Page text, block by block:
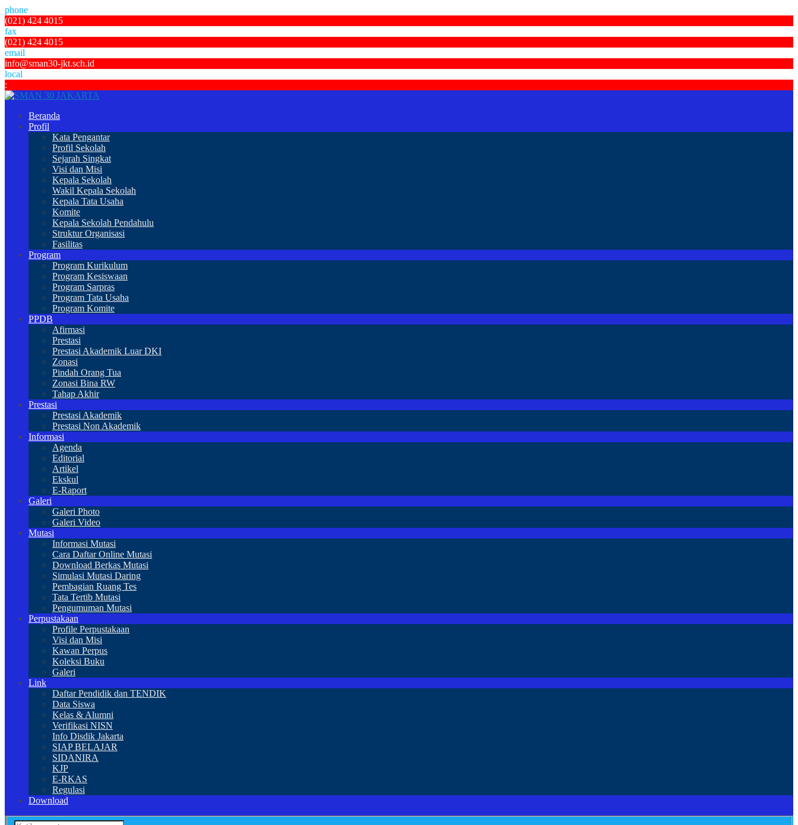
phone
(021) 424 4015
fax
(021) 424 4015
email
info@sman30-jkt.sch.id
local
:
Beranda
Profil
Kata Pengantar
Profil Sekolah
Sejarah Singkat
Visi dan Misi
Kepala Sekolah
Wakil Kepala Sekolah
Kepala Tata Usaha
Komite
Kepala Sekolah Pendahulu
Struktur Organisasi
Fasilitas
Program
Program Kurikulum
Program Kesiswaan
Program Sarpras
Program Tata Usaha
Program Komite
PPDB
Afirmasi
Prestasi
Prestasi Akademik Luar DKI
Zonasi
Pindah Orang Tua
Zonasi Bina RW
Tahap Akhir
Prestasi
Prestasi Akademik
Prestasi Non Akademik
Informasi
Agenda
Editorial
Artikel
Ekskul
E-Raport
Galeri
Galeri Photo
Galeri Video
Mutasi
Informasi Mutasi
Cara Daftar Online Mutasi
Download Berkas Mutasi
Simulasi Mutasi Daring
Pembagian Ruang Tes
Tata Tertib Mutasi
Pengumuman Mutasi
Perpustakaan
Profile Perpustakaan
Visi dan Misi
Kawan Perpus
Koleksi Buku
Galeri
Link
Daftar Pendidik dan TENDIK
Data Siswa
Kelas & Alumni
Verifikasi NISN
Info Disdik Jakarta
SIAP BELAJAR
SIDANIRA
KJP
E-RKAS
Regulasi
Download